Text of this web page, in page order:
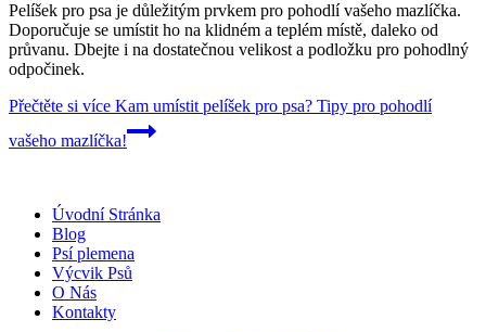
Pelíšek pro psa je důležitým prvkem pro pohodlí vašeho mazlíčka.
Doporučuje se umístit ho na klidném a teplém místě, daleko od
průvanu. Dbejte i na dostatečnou velikost a podložku pro pohodlný
odpočinek.
Přečtěte si více Kam umístit pelíšek pro psa? Tipy pro pohodlí
vašeho mazlíčka!
Úvodní Stránka
Blog
Psí plemena
Výcvik Psů
O Nás
Kontakty